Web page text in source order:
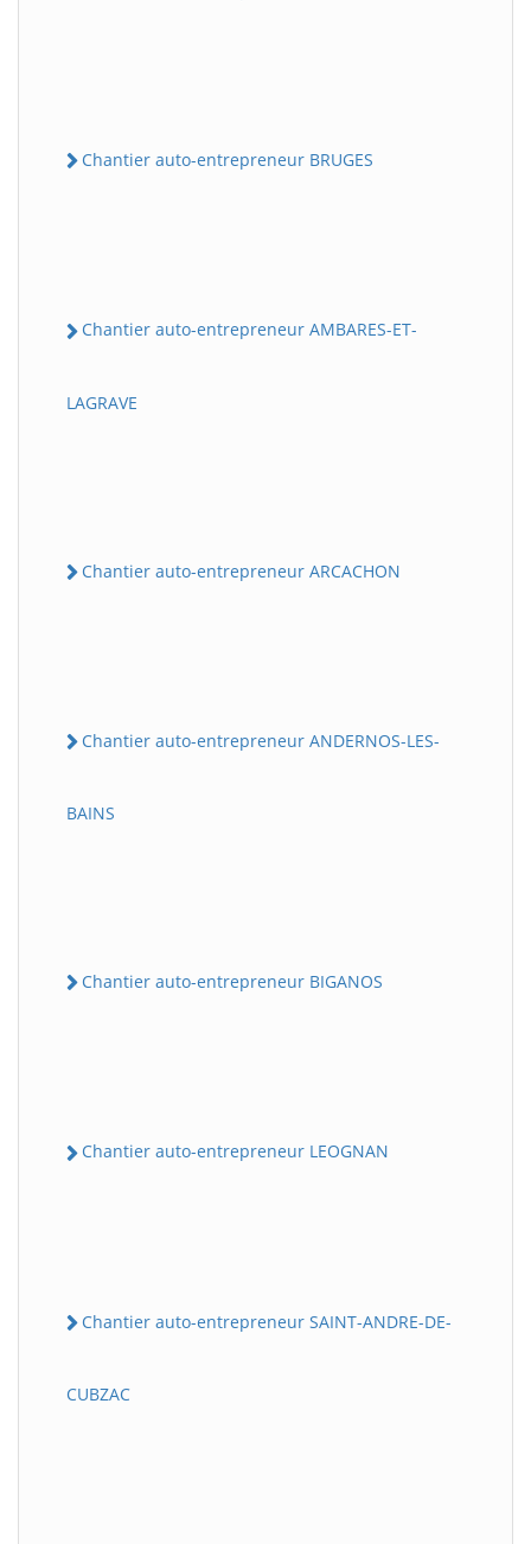
Chantier auto-entrepreneur BRUGES
Chantier auto-entrepreneur AMBARES-ET-
LAGRAVE
Chantier auto-entrepreneur ARCACHON
Chantier auto-entrepreneur ANDERNOS-LES-
BAINS
Chantier auto-entrepreneur BIGANOS
Chantier auto-entrepreneur LEOGNAN
Chantier auto-entrepreneur SAINT-ANDRE-DE-
CUBZAC